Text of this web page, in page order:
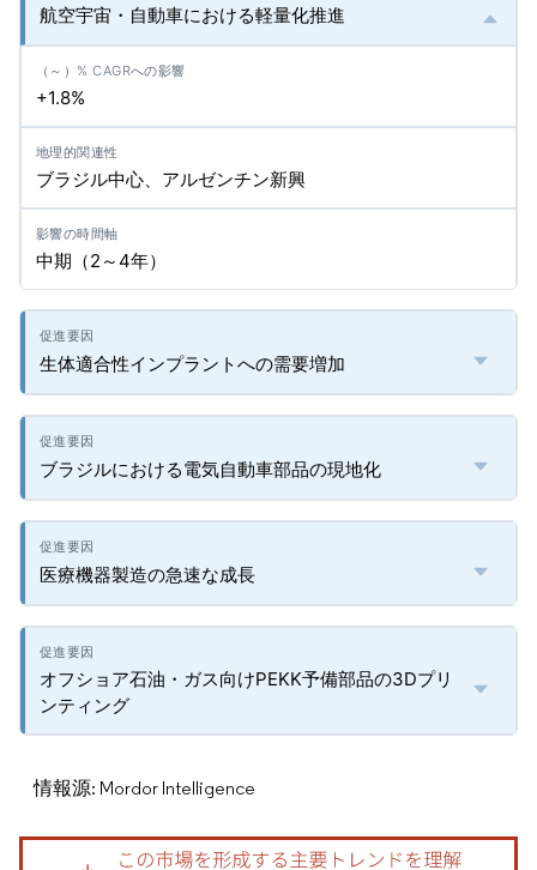
航空宇宙・自動車における軽量化推進
+1.8%
ブラジル中心、アルゼンチン新興
中期（2～4年）
生体適合性インプラントへの需要増加
ブラジルにおける電気自動車部品の現地化
医療機器製造の急速な成長
オフショア石油・ガス向けPEKK予備部品の3Dプリ
ンティング
情報源: Mordor Intelligence